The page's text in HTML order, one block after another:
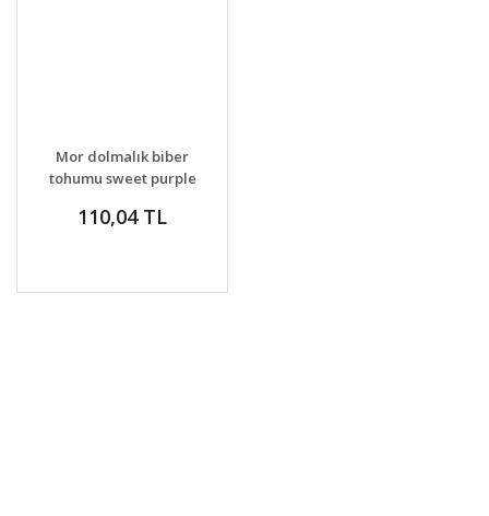
DETAYLAR
VER
Mor dolmalık biber
tohumu sweet purple
110,04 TL